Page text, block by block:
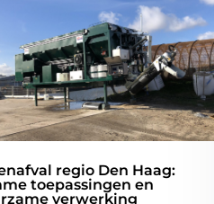
regio Den Haag:
toepassingen en
verwerking